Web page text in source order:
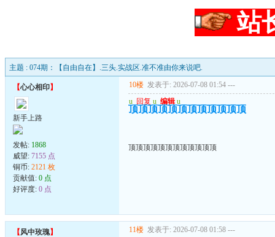
站
主题 : 074期：【自由自在】.三头.实战区.准不准由你来说吧.
【心心相印】
新手上路
发帖: 1868
威望: 7155 点
铜币: 2121 枚
贡献值: 0 点
好评度: 0 点
10楼 发表于: 2026-07-08 01:54 ---
u 回复 u 编辑 u
顶顶顶顶顶顶顶顶顶顶顶顶
顶顶顶顶顶顶顶顶顶顶顶顶
【风中玫瑰】 11楼 发表于: 2026-07-08 01:58 ---